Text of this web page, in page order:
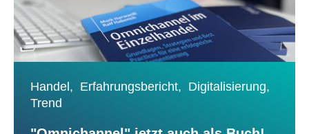
Handel, Erfahrungsbericht, Digitalisierung,
Trend